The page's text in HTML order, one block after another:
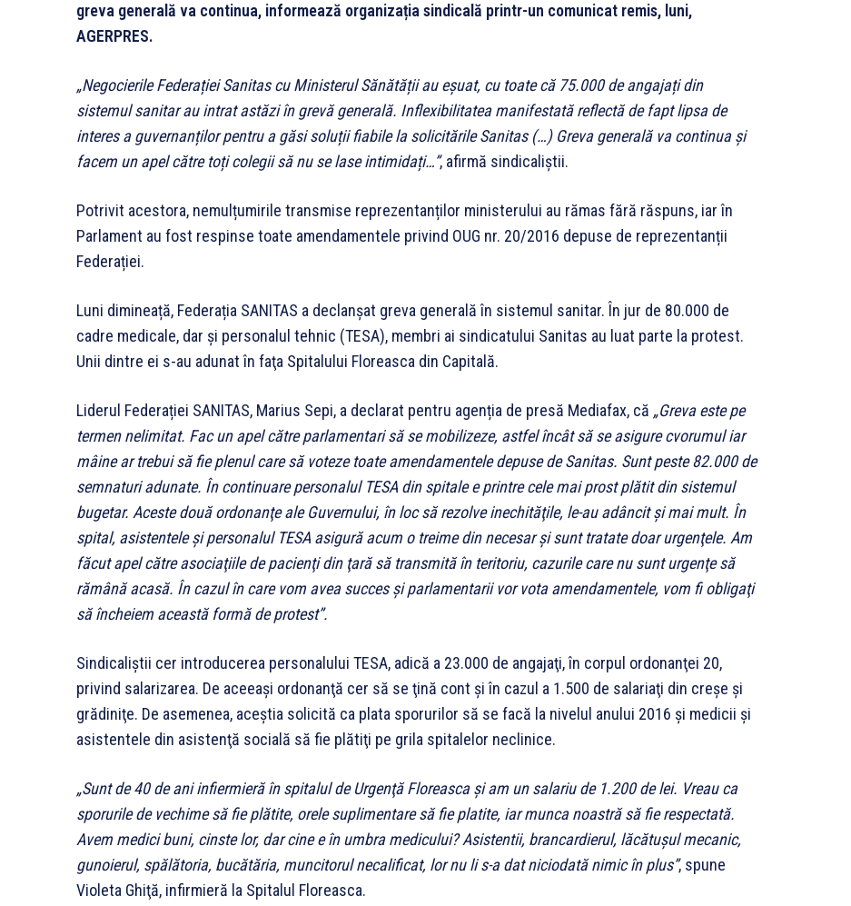
greva generală va continua, informează organizația sindicală printr-un comunicat remis, luni,
AGERPRES.
„Negocierile Federației Sanitas cu Ministerul Sănătății au eșuat, cu toate că 75.000 de angajați din
sistemul sanitar au intrat astăzi în grevă generală. Inflexibilitatea manifestată reflectă de fapt lipsa de
interes a guvernanților pentru a găsi soluții fiabile la solicitările Sanitas (…) Greva generală va continua și
facem un apel către toți colegii să nu se lase intimidați…”, afirmă sindicaliștii.
Potrivit acestora, nemulțumirile transmise reprezentanților ministerului au rămas fără răspuns, iar în
Parlament au fost respinse toate amendamentele privind OUG nr. 20/2016 depuse de reprezentanții
Federației.
Luni dimineață, Federația SANITAS a declanșat greva generală în sistemul sanitar. În jur de 80.000 de
cadre medicale, dar şi personalul tehnic (TESA), membri ai sindicatului Sanitas au luat parte la protest.
Unii dintre ei s-au adunat în faţa Spitalului Floreasca din Capitală.
Liderul Federației SANITAS, Marius Sepi, a declarat pentru agenția de presă Mediafax, că „Greva este pe
termen nelimitat. Fac un apel către parlamentari să se mobilizeze, astfel încât să se asigure cvorumul iar
mâine ar trebui să fie plenul care să voteze toate amendamentele depuse de Sanitas. Sunt peste 82.000 de
semnaturi adunate. În continuare personalul TESA din spitale e printre cele mai prost plătit din sistemul
bugetar. Aceste două ordonanţe ale Guvernului, în loc să rezolve inechităţile, le-au adâncit şi mai mult. În
spital, asistentele şi personalul TESA asigură acum o treime din necesar şi sunt tratate doar urgenţele. Am
făcut apel către asociaţiile de pacienţi din ţară să transmită în teritoriu, cazurile care nu sunt urgenţe să
rămână acasă. În cazul în care vom avea succes şi parlamentarii vor vota amendamentele, vom fi obligaţi
să încheiem această formă de protest”.
Sindicaliştii cer introducerea personalului TESA, adică a 23.000 de angajaţi, în corpul ordonanţei 20,
privind salarizarea. De aceeaşi ordonanţă cer să se ţină cont şi în cazul a 1.500 de salariaţi din creşe şi
grădiniţe. De asemenea, aceştia solicită ca plata sporurilor să se facă la nivelul anului 2016 şi medicii şi
asistentele din asistenţă socială să fie plătiţi pe grila spitalelor neclinice.
„Sunt de 40 de ani infiermieră în spitalul de Urgenţă Floreasca şi am un salariu de 1.200 de lei. Vreau ca
sporurile de vechime să fie plătite, orele suplimentare să fie platite, iar munca noastră să fie respectată.
Avem medici buni, cinste lor, dar cine e în umbra medicului? Asistentii, brancardierul, lăcătuşul mecanic,
gunoierul, spălătoria, bucătăria, muncitorul necalificat, lor nu li s-a dat niciodată nimic în plus”, spune
Violeta Ghiţă, infirmieră la Spitalul Floreasca.